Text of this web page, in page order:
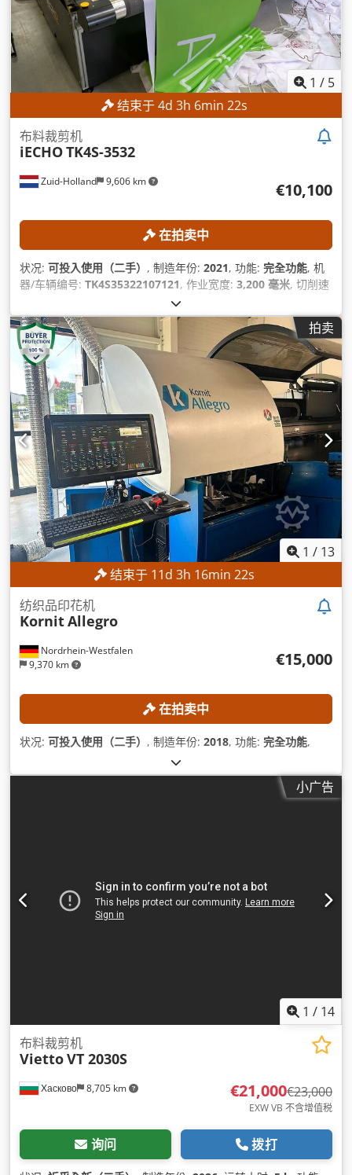
1 / 5
结束于4d 3h 6min 21s
Zuid-Holland 9,606 km
布料裁剪机
iECHOTK4S-3532
€10,100
在拍卖中
状况: 可投入使用（二手） , 制造年份: 2021, 功能: 完全功能, 机
器/车辆编号: TK4S35322107121, 作业宽度: 3,200 毫米, 切削速
, 板材厚度（最大）:
3,500 毫米,
拍卖
1 / 13
结束于 11d 3h 16min 21s
Nordrhein-Westfalen
9,370 km
纺织品印花机
KornitAllegro
€15,000
在拍卖中
状况: 可投入使用（二手） , 制造年份: 2018, 功能: 完全功能,
小广告
1 / 14
Хасково 8,705 km
布料裁剪机
ViettoVT 2030S
€21,000€23,000
EXW VB 不含增值税
询问 拨打